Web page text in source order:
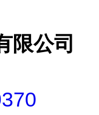
限公司